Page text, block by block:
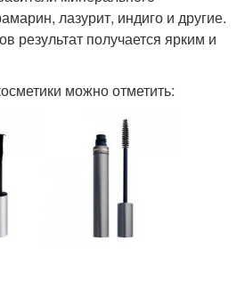
лазурит, индиго и другие.
результат получается ярким и
можно отметить: